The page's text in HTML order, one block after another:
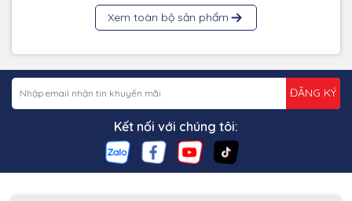
Xem toàn bộ sản phẩm
ĐĂNG KÝ
Kết nối với chúng tôi: